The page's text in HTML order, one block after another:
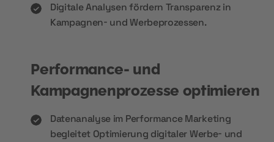
Digitale Analysen fördern Transparenz in
Kampagnen- und Werbeprozessen.
Performance- und
Kampagnenprozesse optimieren
Datenanalyse im Performance Marketing
begleitet Optimierung digitaler Werbe- und